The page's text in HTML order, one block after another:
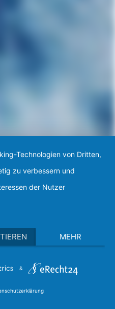
Technologien von Dritten,
zu verbessern und
der Nutzer
MEHR
&